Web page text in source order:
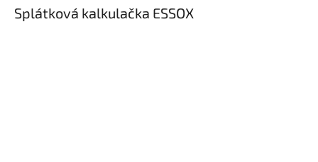
Splátková kalkulačka ESSOX